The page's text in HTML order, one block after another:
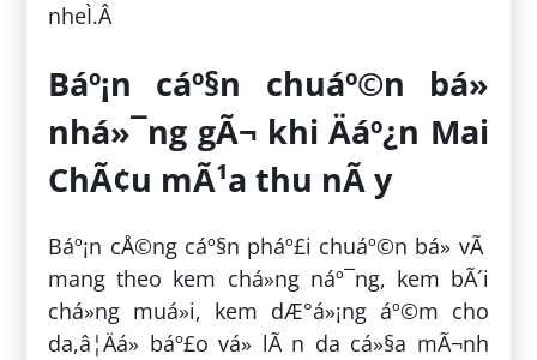
nheÌ.Â
Báº¡n cáº§n chuáº©n bá»
nhá»¯ng gÃ¬ khi Äáº¿n Mai
ChÃ¢u mÃ¹a thu nÃ y
Báº¡n cÅ©ng cáº§n pháº£i chuáº©n bá» vÃ
mang theo kem chá»ng náº¯ng, kem bÃ´i
chá»ng muá»i, kem dÆ°á»¡ng áº©m cho
da,â¦Äá» báº£o vá» lÃ n da cá»§a mÃ¬nh